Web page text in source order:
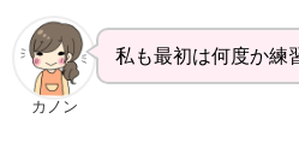
カノン
私も最初は何度か練